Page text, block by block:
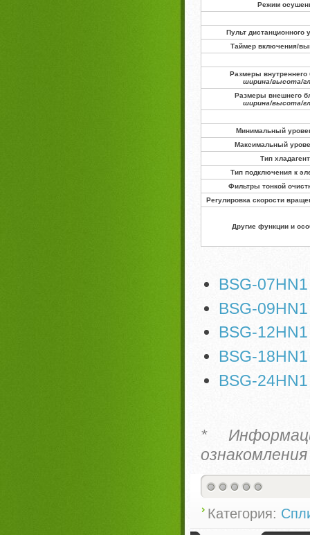
Режим
Пульт дистанционного
Таймер включения/
Размеры внутреннего
ширина/высота/
Размеры внешнего
ширина/высота/
Минимальный
Максимальный
Тип
Тип подключения к
Фильтры тонкой
Регулировка скорости
Другие функции и
BSG-07HN1
BSG-09HN1
BSG-12HN1
BSG-18HN1
BSG-24HN1
*
ознакомления
Категория: